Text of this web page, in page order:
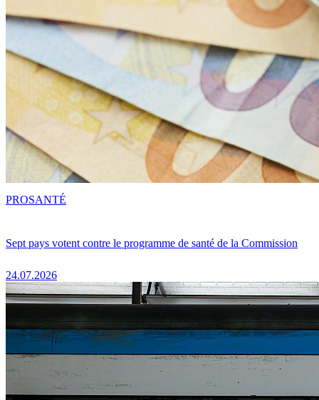
Sept pays votent contre le programme de santé de la Commission
24.07.2026
PROSANTÉ